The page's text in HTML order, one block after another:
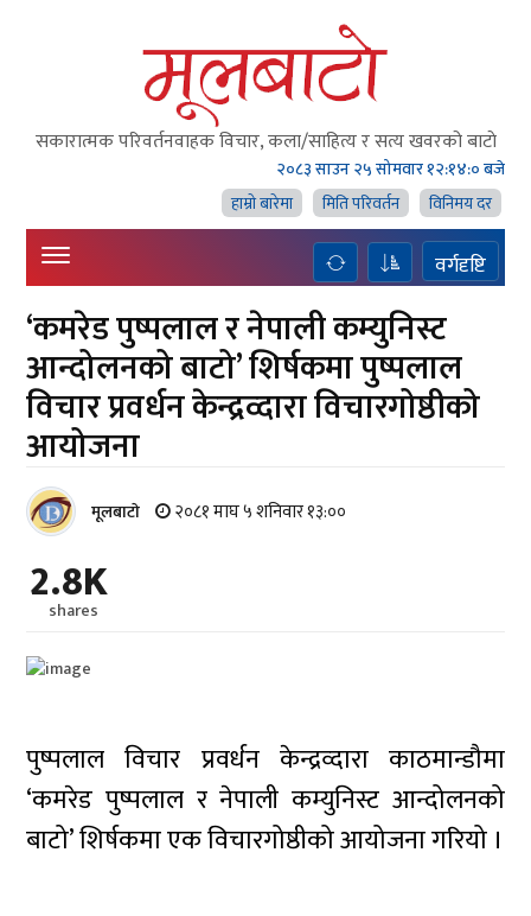
सकारात्मक परिवर्तनवाहक विचार, कला/साहित्य र सत्य खवरको बाटाे
२०८३ साउन २५ सोमवार१२:१४:०१ बजे
हाम्राे बारेमा
मिति परिवर्तन विनिमय दर
वर्गदृष्टि
‘कमरेड पुष्पलाल र नेपाली कम्युनिस्ट
आन्दोलनको बाटो’ शिर्षकमा पुष्पलाल
विचार प्रवर्धन केन्द्रव्दारा विचारगोष्ठीको
आयोजना
मूलबाटाे २०८१ माघ ५ शनिवार १३:००
2.8K
shares
पुष्पलाल विचार प्रवर्धन केन्द्रव्दारा काठमान्डौमा
‘कमरेड पुष्पलाल र नेपाली कम्युनिस्ट आन्दोलनको
बाटो’ शिर्षकमा एक विचारगोष्ठीको आयोजना गरियो ।